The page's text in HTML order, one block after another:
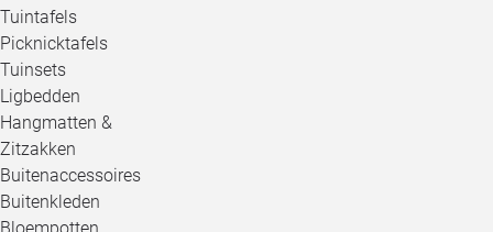
Tuintafels
Picknicktafels
Tuinsets
Ligbedden
Hangmatten &
Zitzakken
Buitenaccessoires
Buitenkleden